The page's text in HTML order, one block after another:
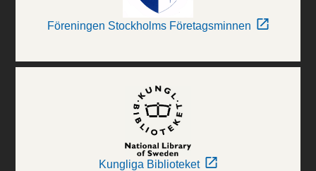
Föreningen Stockholms Företagsminnen
Kungliga Biblioteket